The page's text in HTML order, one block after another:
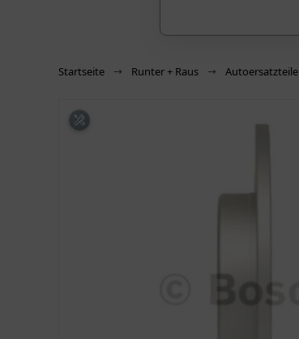
Startseite Runter + Raus Autoersatzteile